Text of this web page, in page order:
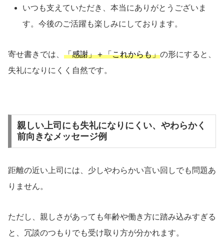
いつも支えていただき、本当にありがとうございま
す。今後のご活躍も楽しみにしております。
寄せ書きでは、 「感謝」＋「これからも」の形にすると、
失礼になりにくく自然です。
親しい上司にも失礼になりにくい、やわらかく
前向きなメッセージ例
距離の近い上司には、少しやわらかい言い回しでも問題あ
りません。
ただし、親しさがあっても年齢や働き方に踏み込みすぎる
と、冗談のつもりでも受け取り方が分かれます。